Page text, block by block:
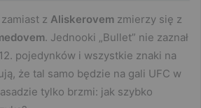
z Aliskerovem zmierzy się z
. Jednooki „Bullet” nie zaznał
pojedynków i wszystkie znaki na
że tal samo będzie na gali UFC w
tylko brzmi: jak szybko